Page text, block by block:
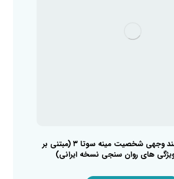
تفسیر سیاهه چند وجهی شخصیت مینه سوتا ۳ (مبتنی بر
های روان سنجی نسخه ایرانی)